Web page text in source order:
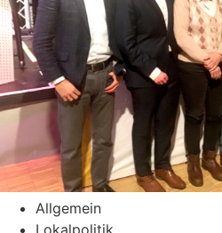
Allgemein
Lokalpolitik